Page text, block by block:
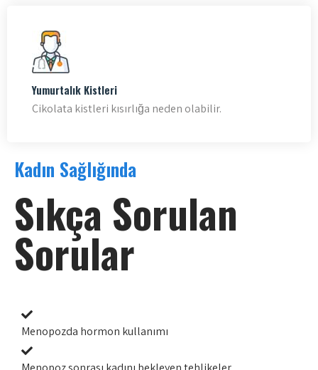
Yumurtalık Kistleri
Çikolata kistleri kısırlığa neden olabilir.
Kadın Sağlığında
Sıkça Sorulan
Sorular
Menopozda hormon kullanımı